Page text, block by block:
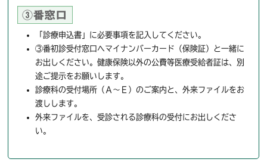
「診療申込書」に必要事項を記入してください。
③番初診受付窓口へマイナンバーカード（保険証）と一緒に
お出しください。健康保険以外の公費等医療受給者証は、別
途ご提示をお願いします。
診療科の受付場所（Ａ～Ｅ）のご案内と、外来ファイルをお
渡しします。
外来ファイルを、受診される診療科の受付にお出しくださ
い。